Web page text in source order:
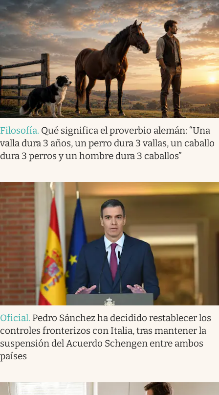
Filosofía. Qué significa el proverbio alemán: “Una
valla dura 3 años, un perro dura 3 vallas, un caballo
dura 3 perros y un hombre dura 3 caballos”
Oficial. Pedro Sánchez ha decidido restablecer los
controles fronterizos con Italia, tras mantener la
suspensión del Acuerdo Schengen entre ambos
países